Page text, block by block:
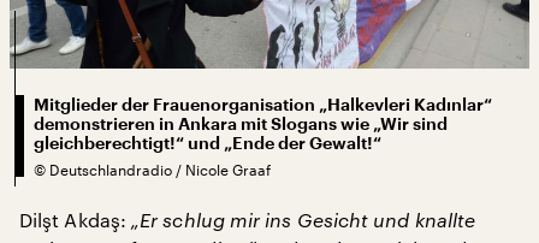
Mitglieder der Frauenorganisation „Halkevleri Kadınlar“
demonstrieren in Ankara mit Slogans wie „Wir sind
gleichberechtigt!“ und „Ende der Gewalt!“
© Deutschlandradio / Nicole Graaf
Dilşt Akdaş: „Er schlug mir ins Gesicht und knallte